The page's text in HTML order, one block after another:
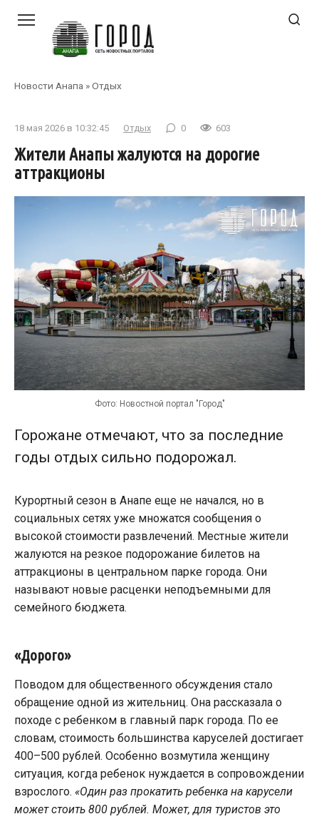
Новости Анапа »Отдых
18 мая 2026 в 10:32:45 Отдых 0 603
Жители Анапы жалуются на дорогие
аттракционы
Фото: Новостной портал "Город"
Горожане отмечают, что за последние
годы отдых сильно подорожал.
Курортный сезон в Анапе еще не начался, но в
социальных сетях уже множатся сообщения о
высокой стоимости развлечений. Местные жители
жалуются на резкое подорожание билетов на
аттракционы в центральном парке города. Они
называют новые расценки неподъемными для
семейного бюджета.
«Дорого»
Поводом для общественного обсуждения стало
обращение одной из жительниц. Она рассказала о
походе с ребенком в главный парк города. По ее
словам, стоимость большинства каруселей достигает
400–500 рублей. Особенно возмутила женщину
ситуация, когда ребенок нуждается в сопровождении
взрослого. «Один раз прокатить ребенка на карусели
может стоить 800 рублей. Может, для туристов это